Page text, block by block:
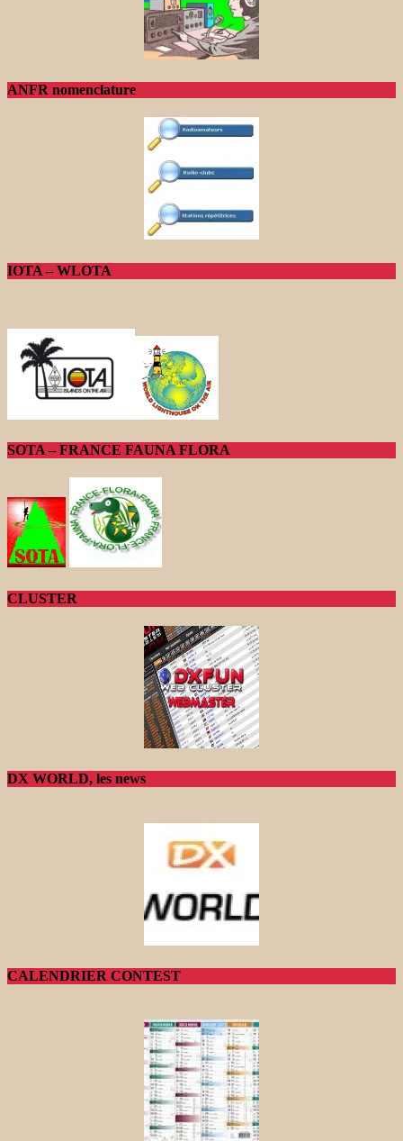
ANFR nomenclature
IOTA – WLOTA
SOTA – FRANCE FAUNA FLORA
CLUSTER
DX WORLD, les news
CALENDRIER CONTEST